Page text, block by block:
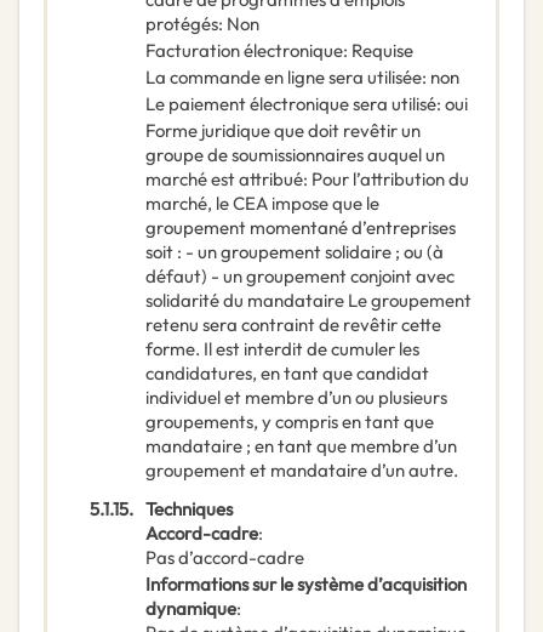
protégés: Non
Facturation électronique: Requise
La commande en ligne sera utilisée: non
Le paiement électronique sera utilisé: oui
Forme juridique que doit revêtir un
groupe de soumissionnaires auquel un
marché est attribué: Pour l’attribution du
marché, le CEA impose que le
groupement momentané d’entreprises
soit : - un groupement solidaire ; ou (à
défaut) - un groupement conjoint avec
solidarité du mandataire Le groupement
retenu sera contraint de revêtir cette
forme. Il est interdit de cumuler les
candidatures, en tant que candidat
individuel et membre d’un ou plusieurs
groupements, y compris en tant que
mandataire ; en tant que membre d’un
groupement et mandataire d’un autre.
5.1.15. Techniques
Accord-cadre:
Pas d’accord-cadre
Informations sur le système d’acquisition
dynamique: